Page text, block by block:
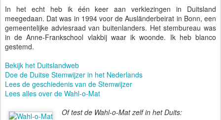
In het echt heb ik één keer aan verkiezingen in Duitsland
meegedaan. Dat was in 1994 voor de Ausländerbeirat in Bonn, een
gemeentelijke adviesraad van buitenlanders. Het stembureau was
in de Anne-Frankschool vlakbij waar ik woonde. Ik heb blanco
gestemd.
Bekijk het Duitslandweb
Doe de Duitse Stemwijzer in het Nederlands
Lees de geschiedenis van de Stemwijzer
Lees alles over de Wahl-o-Mat
Of test de Wahl-o-Mat zelf in het Duits: